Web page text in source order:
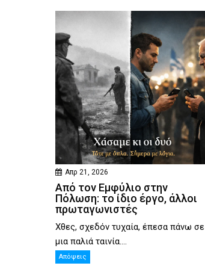
Απρ 21, 2026
Από τον Εμφύλιο στην
Πόλωση: το ίδιο έργο, άλλοι
πρωταγωνιστές
Χθες, σχεδόν τυχαία, έπεσα πάνω σε
μια παλιά ταινία....
Απόψεις